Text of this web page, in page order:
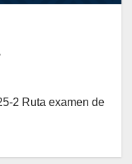
2 Ruta examen de